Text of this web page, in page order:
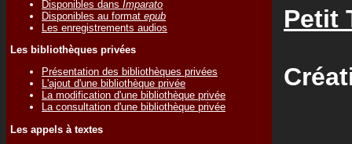
Disponibles dans Imparato
Disponibles au format epub
Les enregistrements audios
Les bibliothèques privées
Présentation des bibliothèques privées
L'ajout d'une bibliothèque privée
La modification d'une bibliothèque privée
La consultation d'une bibliothèque privée
Les appels à textes
Petit